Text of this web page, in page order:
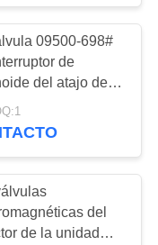
09500-698#
de
del atajo del
para la
de la inyección
del carril del
del
de la unidad